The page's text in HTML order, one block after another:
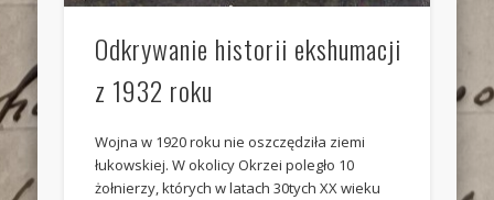
Odkrywanie historii ekshumacji
z 1932 roku
Wojna w 1920 roku nie oszczędziła ziemi
łukowskiej. W okolicy Okrzei poległo 10
żołnierzy, których w latach 30tych XX wieku